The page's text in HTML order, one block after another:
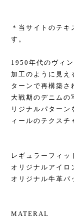
＊当サイトのテキ
す。
1950年代のヴィ
加工のように見え
ターンで再構築さ
大戦期のデニムの
リジナルパターン
ィールのテクスチ
レギュラーフィッ
オリジナルアイロ
オリジナル牛革パ
MATERAL